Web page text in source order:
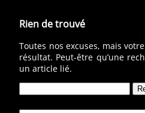
Rien de trouvé
Toutes nos excuses, mais
résultat. Peut-être qu’une
un article lié.